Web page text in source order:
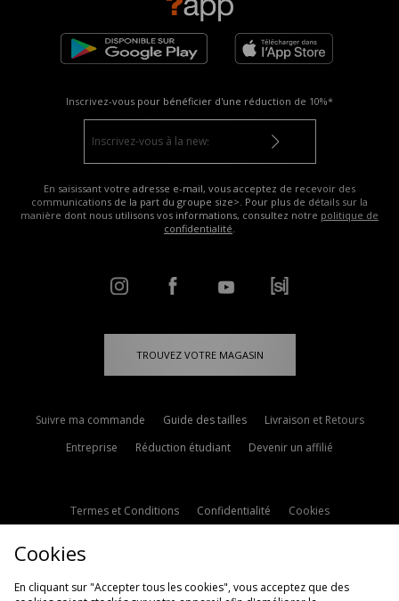
Inscrivez-vous pour bénéficier d'une réduction de 10%*
En saisissant votre adresse e-mail, vous acceptez de recevoir des
communications de la part du groupe size>. Pour plus de détails sur la
manière dont nous utilisons vos informations, consultez notre politique de
confidentialité
TROUVEZ VOTRE MAGASIN
Suivre ma commande Guide des tailles
Livraison et Retours
Entreprise
Réduction étudiant Devenir un affilié
Termes et Conditions Confidentialité
Cookies
Politique d'avis en ligne
Cookies
En cliquant sur "Accepter tous les cookies", vous acceptez que des